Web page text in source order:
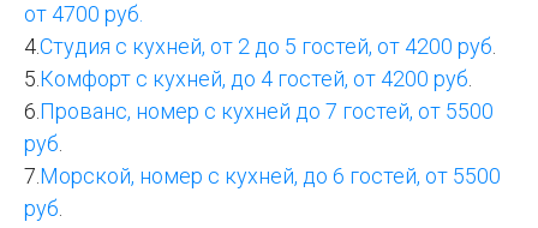
от 4700 руб.
4.Студия с кухней, от 2 до 5 гостей, от 4200 руб.
5.Комфорт с кухней, до 4 гостей, от 4200 руб.
6.Прованс, номер с кухней до 7 гостей, от 5500
руб.
7.Морской, номер с кухней, до 6 гостей, от 5500
руб.